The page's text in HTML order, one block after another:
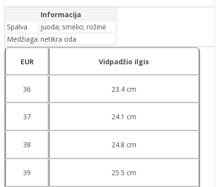
Informacija
Spalva
juoda; smėlio; rožinė
Medžiaga netikra oda
EUR Vidpadžio ilgis
36 23.4 cm
37 24.1 cm
38 24.8 cm
39 25.5 cm